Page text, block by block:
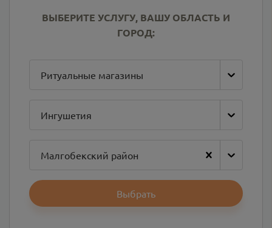
ВЫБЕРИТЕ УСЛУГУ, ВАШУ ОБЛАСТЬ И
ГОРОД:
Ритуальные магазины
Ингушетия
Малгобекский район
Выбрать